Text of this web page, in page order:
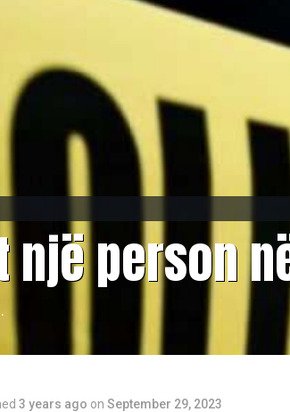
një person
3 years ago on September 29, 2023